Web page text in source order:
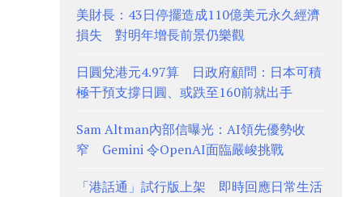
美財長：43日停擺造成110億美元永久經濟
損失 對明年增長前景仍樂觀
日圓兌港元4.97算 日政府顧問：日本可積
極干預支撐日圓、或跌至160前就出手
Sam Altman內部信曝光：AI領先優勢收
窄 Gemini 令OpenAI面臨嚴峻挑戰
「港話通」試行版上架 即時回應日常生活